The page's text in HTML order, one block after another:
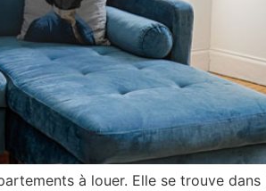
à louer. Elle se trouve dans